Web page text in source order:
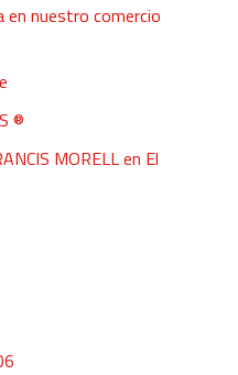
16
en nuestro comercio
®
MORELL en El